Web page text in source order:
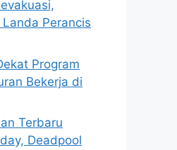
Perancis
Program
Bekerja di
Terbaru
Deadpool